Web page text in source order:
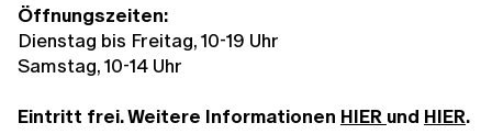
Öffnungszeiten:
Dienstag bis Freitag, 10-19 Uhr
Samstag, 10-14 Uhr
Eintritt frei. Weitere Informationen HIER und HIER.